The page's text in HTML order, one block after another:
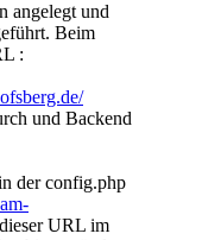
angelegt und
Beim
:
und Backend
der config.php
URL im